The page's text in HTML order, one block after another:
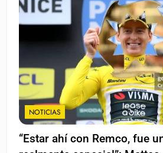
NOTICIAS
“Estar ahí con Remco, fue